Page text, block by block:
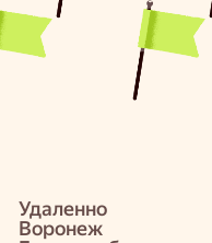
Удаленно
Воронеж